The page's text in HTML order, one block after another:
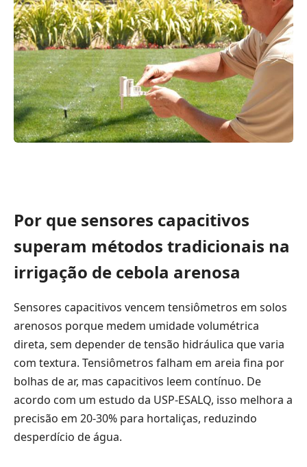
Por que sensores capacitivos
superam métodos tradicionais na
irrigação de cebola arenosa
Sensores capacitivos vencem tensiômetros em solos
arenosos porque medem umidade volumétrica
direta, sem depender de tensão hidráulica que varia
com textura. Tensiômetros falham em areia fina por
bolhas de ar, mas capacitivos leem contínuo. De
acordo com um estudo da USP-ESALQ, isso melhora a
precisão em 20-30% para hortaliças, reduzindo
desperdício de água.